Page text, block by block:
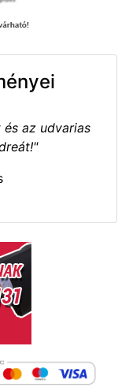
az udvarias